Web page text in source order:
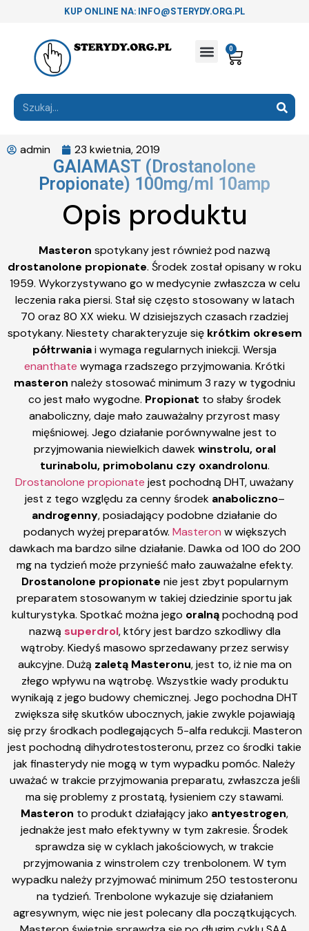
KUP ONLINE NA: INFO@STERYDY.ORG.PL
0
admin 23 kwietnia, 2019
GAIAMAST (Drostanolone
Propionate) 100mg/ml 10amp
Opis produktu
Masteron spotykany jest również pod nazwą
drostanolone propionate. Środek został opisany w roku
1959. Wykorzystywano go w medycynie zwłaszcza w celu
leczenia raka piersi. Stał się często stosowany w latach
70 oraz 80 XX wieku. W dzisiejszych czasach rzadziej
spotykany. Niestety charakteryzuje się krótkim okresem
półtrwaniai wymaga regularnych iniekcji. Wersja
enanthate wymaga rzadszego przyjmowania. Krótki
masteron należy stosować minimum 3 razy w tygodniu
co jest mało wygodne. Propionat to słaby środek
anaboliczny, daje mało zauważalny przyrost masy
mięśniowej. Jego działanie porównywalne jest to
przyjmowania niewielkich dawekwinstrolu, oral
turinabolu, primobolanu czy oxandrolonu.
Drostanolone propionate jest pochodną DHT, uważany
jest z tego względu za cenny środek anaboliczno–
androgenny, posiadający podobne działanie do
podanych wyżej preparatów. Masteron w większych
dawkach ma bardzo silne działanie. Dawka od 100 do 200
mg na tydzień może przynieść mało zauważalne efekty.
Drostanolone propionate nie jest zbyt popularnym
preparatem stosowanym w takiej dziedzinie sportu jak
kulturystyka. Spotkać można jego oralnąpochodną pod
nazwą superdrol, który jest bardzo szkodliwy dla
wątroby. Kiedyś masowo sprzedawany przez serwisy
aukcyjne. Dużą zaletą Masteronu, jest to, iż nie ma on
złego wpływu na wątrobę. Wszystkie wady produktu
wynikają z jego budowy chemicznej. Jego pochodna DHT
zwiększa siłę skutków ubocznych, jakie zwykle pojawiają
się przy środkach podlegających 5-alfa redukcji. Masteron
jest pochodną dihydrotestosteronu, przez co środki takie
jak finasterydy nie mogą w tym wypadku pomóc. Należy
uważać w trakcie przyjmowania preparatu, zwłaszcza jeśli
ma się problemy z prostatą, łysieniem czy stawami.
Masteron to produkt działający jako antyestrogen,
jednakże jest mało efektywny w tym zakresie. Środek
sprawdza się w cyklach jakościowych, w trakcie
przyjmowania z winstrolem czy trenbolonem. W tym
wypadku należy przyjmować minimum 250 testosteronu
na tydzień. Trenbolone wykazuje się działaniem
agresywnym, więc nie jest polecany dla początkujących.